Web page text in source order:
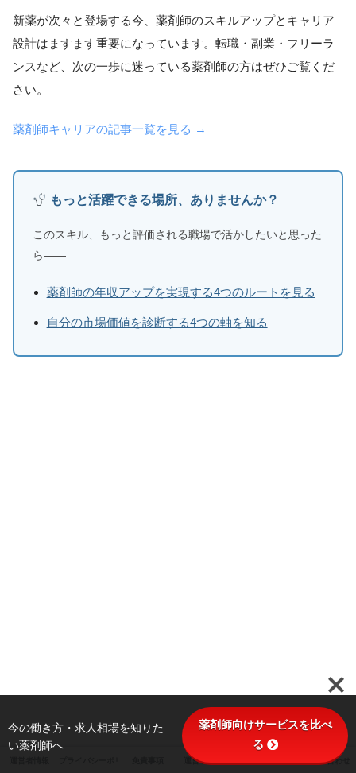
新薬が次々と登場する今、薬剤師のスキルアップとキャリア
設計はますます重要になっています。転職・副業・フリーラ
ンスなど、次の一歩に迷っている薬剤師の方はぜひご覧くだ
さい。
薬剤師キャリアの記事一覧を見る →
もっと活躍できる場所、ありませんか？
このスキル、もっと評価される職場で活かしたいと思った
ら——
薬剤師の年収アップを実現する4つのルートを見る
自分の市場価値を診断する4つの軸を知る
運営ポリシー お問い合わせ
今の働き方・求人相場を知りた
い薬剤師へ
薬剤師向けサービスを比べ
る